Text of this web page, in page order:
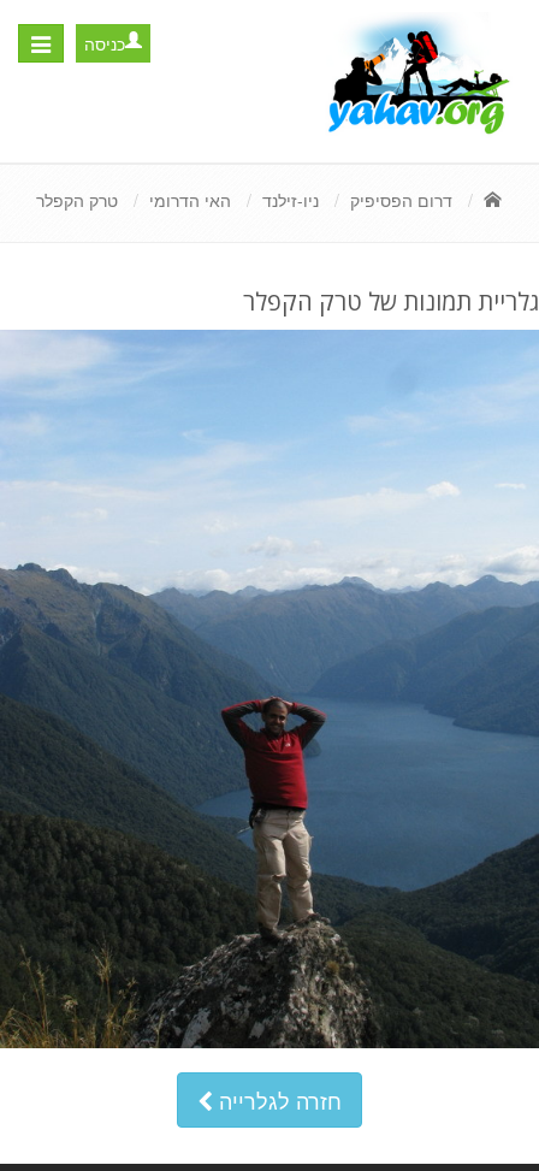
Toggle
כניסה
דרום הפסיפיק ניו-זילנד האי הדרומי טרק הקפלר
גלריית תמונות של טרק הקפלר
חזרה לגלרייה